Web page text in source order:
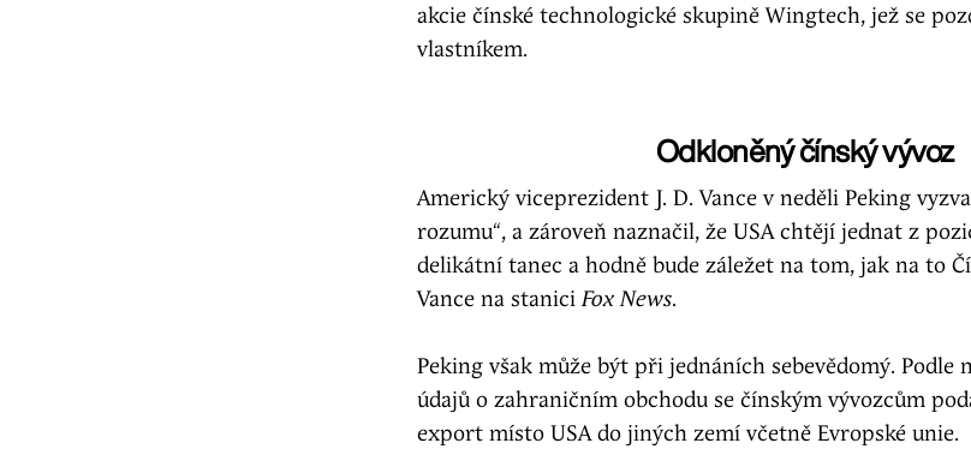
akcie čínské technologické skupině Wingtech, jež se
vlastníkem.
Odkloněný čínský vývoz
Americký viceprezident J. D. Vance v neděli Peking
rozumu“, a zároveň naznačil, že USA chtějí jednat z
delikátní tanec a hodně bude záležet na tom, jak na to
Vance na staniciFox News.
Peking však může být při jednáních sebevědomý. Podle
údajů o zahraničním obchodu se čínským vývozcům
export místo USA do jiných zemí včetně Evropské unie.